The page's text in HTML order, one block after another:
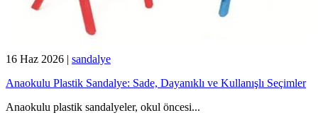
16 Haz 2026 | sandalye
Anaokulu Plastik Sandalye: Sade, Dayanıklı ve Kullanışlı Seçimler
Anaokulu plastik sandalyeler, okul öncesi...